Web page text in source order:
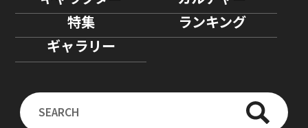
特集
ランキング
ギャラリー